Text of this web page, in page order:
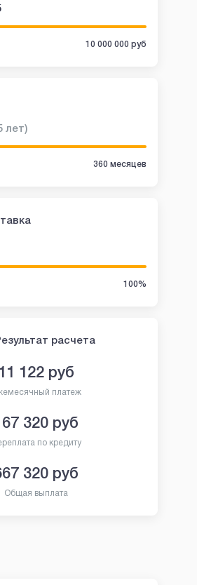
10 000 000 руб
лет)
360 месяцев
100%
расчета
11 122 руб
платеж
320 руб
по кредиту
320 руб
Общая выплата